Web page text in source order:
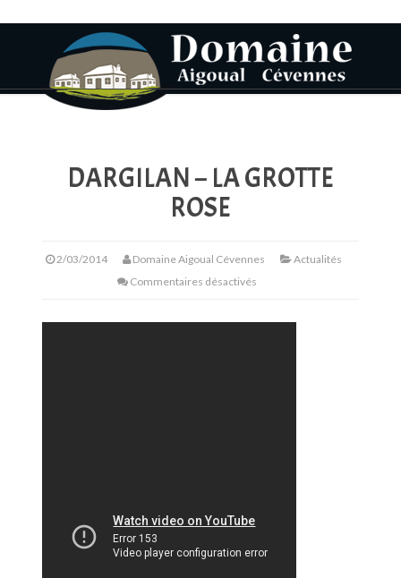
DARGILAN – LA GROTTE
ROSE
2/03/2014 Domaine Aigoual Cévennes
Actualités
Commentaires désactivés